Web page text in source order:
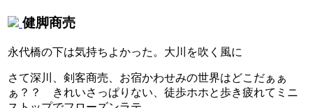
健脚商売
永代橋の下は気持ちよかった。大川を吹く風に
さて深川、剣客商売、お宿かわせみの世界はどこだぁぁ
ぁ？？ きれいさっぱりない、徒歩ホホと歩き疲れてミニ